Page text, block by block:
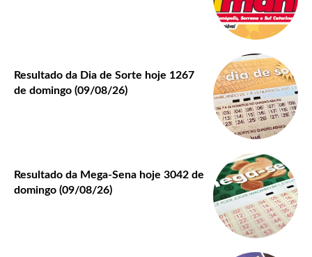
Resultado da Dia de Sorte hoje 1267
de domingo (09/08/26)
Resultado da Mega-Sena hoje 3042 de
domingo (09/08/26)